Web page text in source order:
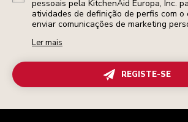
pessoais pela KitchenAid Europa, Inc.
atividades de definição de perfis com o
enviar comunicações de marketing
Ler mais
REGISTE-SE